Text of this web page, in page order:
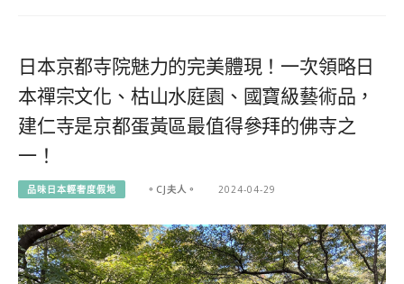
日本京都寺院魅力的完美體現！一次領略日
本禪宗文化、枯山水庭園、國寶級藝術品，
建仁寺是京都蛋黃區最值得參拜的佛寺之
一！
品味日本輕奢度假地 。CJ夫人。 2024-04-29